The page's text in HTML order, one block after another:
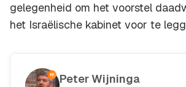
gelegenheid om het voorstel
het Israëlische kabinet voor te
Peter Wijninga